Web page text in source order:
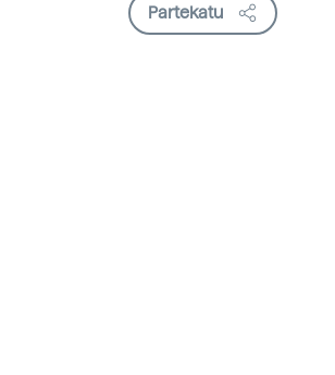
Partekatu